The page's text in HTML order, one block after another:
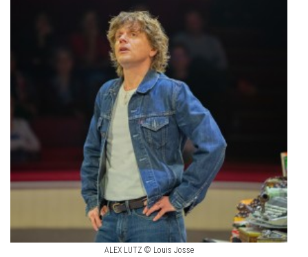
ALEX LUTZ © Louis Josse